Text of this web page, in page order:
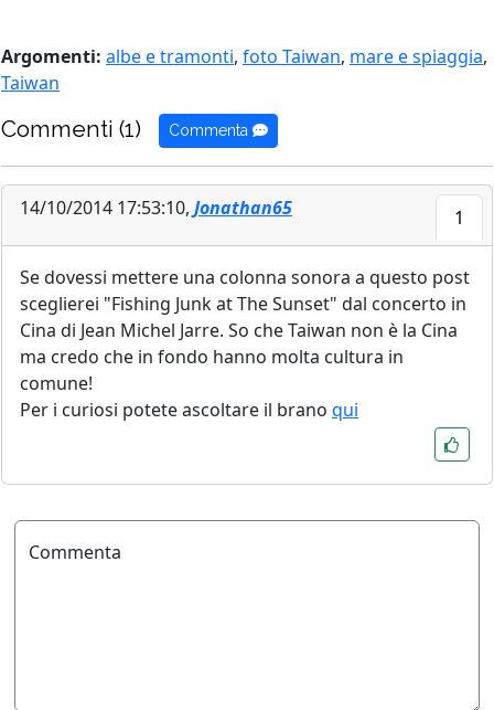
Argomenti: albe e tramonti, foto Taiwan, mare e spiaggia,
Taiwan
Commenti (1) Commenta
14/10/2014 17:53:10, Jonathan65 1
Se dovessi mettere una colonna sonora a questo post
sceglierei "Fishing Junk at The Sunset" dal concerto in
Cina di Jean Michel Jarre. So che Taiwan non è la Cina
ma credo che in fondo hanno molta cultura in
comune!
Per i curiosi potete ascoltare il brano qui
Commenta